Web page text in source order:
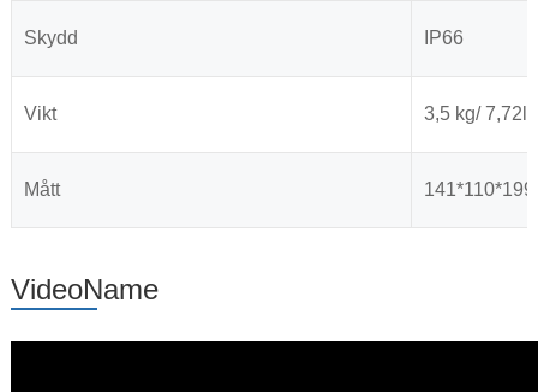
Skydd IP66
Vikt 3,5 kg/ 7,72lb
Mått
VideoName